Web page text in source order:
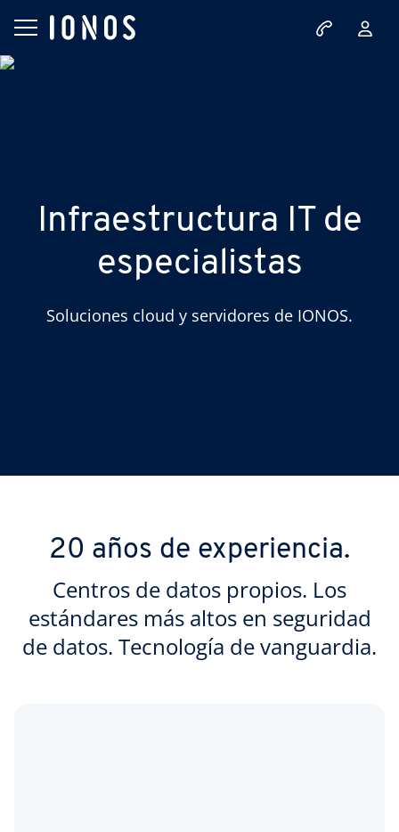
Infraestructura IT de
especialistas
Soluciones cloud y servidores de IONOS.
20 años de experiencia.
Centros de datos propios. Los
estándares más altos en seguridad
de datos. Tecnología de vanguardia.